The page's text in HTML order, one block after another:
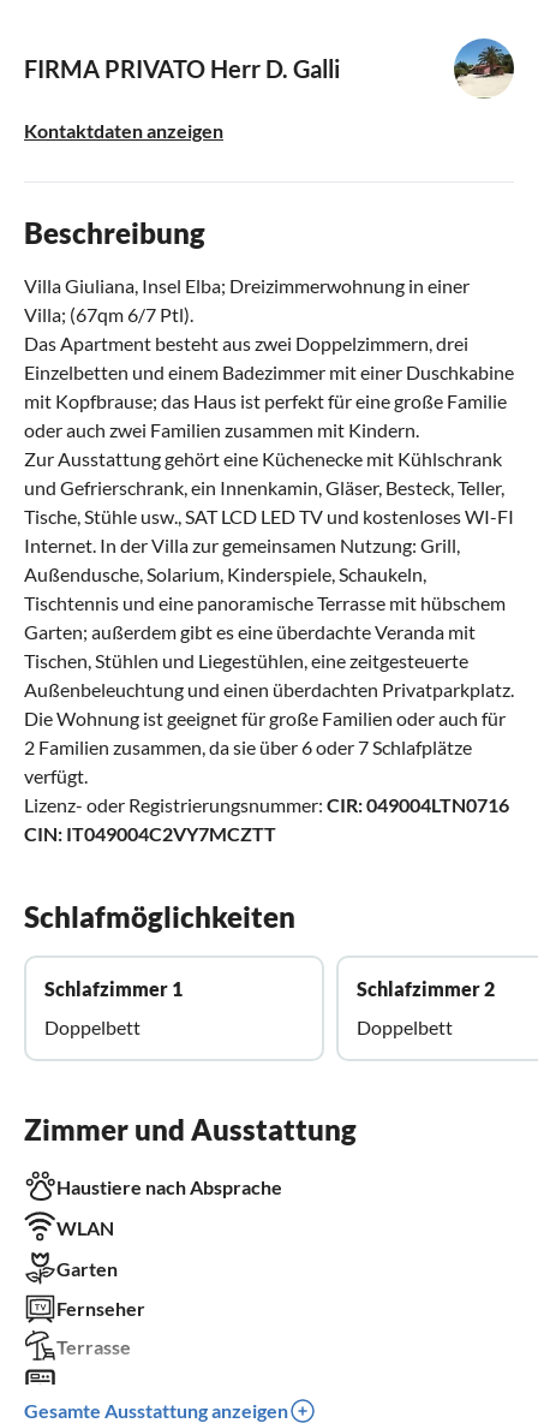
FIRMA PRIVATO Herr D. Galli
Kontaktdaten anzeigen
Beschreibung
Villa Giuliana, Insel Elba; Dreizimmerwohnung in einer
Villa; (67qm 6/7 Ptl).
Das Apartment besteht aus zwei Doppelzimmern, drei
Einzelbetten und einem Badezimmer mit einer Duschkabine
mit Kopfbrause; das Haus ist perfekt für eine große Familie
oder auch zwei Familien zusammen mit Kindern.
Zur Ausstattung gehört eine Küchenecke mit Kühlschrank
und Gefrierschrank, ein Innenkamin, Gläser, Besteck, Teller,
Tische, Stühle usw., SAT LCD LED TV und kostenloses WI-FI
Internet. In der Villa zur gemeinsamen Nutzung: Grill,
Außendusche, Solarium, Kinderspiele, Schaukeln,
Tischtennis und eine panoramische Terrasse mit hübschem
Garten; außerdem gibt es eine überdachte Veranda mit
Tischen, Stühlen und Liegestühlen, eine zeitgesteuerte
Außenbeleuchtung und einen überdachten Privatparkplatz.
Die Wohnung ist geeignet für große Familien oder auch für
2 Familien zusammen, da sie über 6 oder 7 Schlafplätze
verfügt.
Lizenz- oder Registrierungsnummer: CIR: 049004LTN0716
CIN: IT049004C2VY7MCZTT
Schlafmöglichkeiten
Schlafzimmer 1
Doppelbett
Schlafzimmer 2
Doppelbett
Zimmer und Ausstattung
Haustiere nach Absprache
WLAN
Garten
Fernseher
Terrasse
Gesamte Ausstattung anzeigen